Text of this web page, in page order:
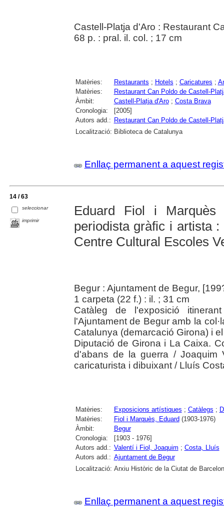
Castell-Platja d'Aro : Restaurant
68 p. : pral. il. col. ; 17 cm
Matèries: Restaurants ; Hotels ; Caricatures ;
Matèries:
Restaurant Can Poldo de Castell-
Àmbit:
Castell-Platja d'Aro; Costa Brava
Cronologia:
[2005]
Autors add.: Restaurant Can Poldo de Castell-
Localització: Biblioteca de Catalunya
Enllaç permanent a aquest
14 / 63
seleccionar
imprimir
Eduard Fiol i
periodista gràfic i artista
Centre Cultural Escoles
Begur : Ajuntament de Begur,
1 carpeta (22 f.) : il. ; 31 cm
Catàleg de l'exposició
l'Ajuntament de Begur amb la
Catalunya (demarcació Girona) i
Diputació de Girona i La Caixa.
d'abans de la guerra / Joaquim
caricaturista i dibuixant / Lluís
Matèries: Exposicions artístiques ; Catàlegs ;
Matèries:
Fiol i Marquès, Eduard(1903-1976)
Àmbit:
Begur
Cronologia:
[1903 - 1976]
Autors add.: Valentí i Fiol, Joaquim ; Costa, Lluís
Autors add.: Ajuntament de Begur
Localització: Arxiu Històric de la Ciutat de
Enllaç permanent a aquest